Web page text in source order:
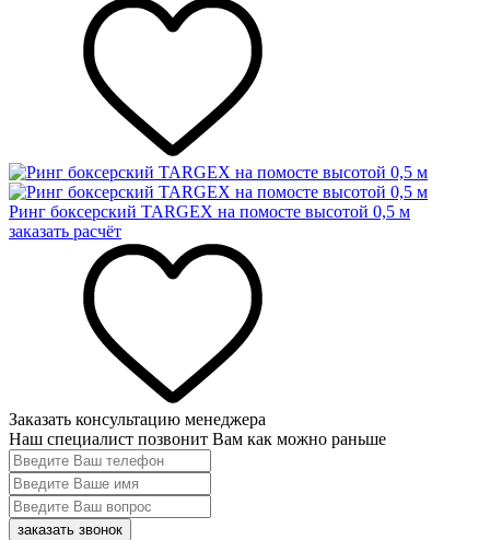
Ринг боксерский TARGEX на помосте высотой 0,5 м
заказать расчёт
Заказать консультацию менеджера
Наш специалист позвонит Вам как можно раньше
заказать звонок